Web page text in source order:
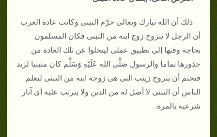
ذلك أن الله تبارك وتعالى حرَّم التبنى وكانت عادة العرب
أن الرجل لا يتزوج زوج ابنه من التبنى فكان المسلمون
بحاجة وقتها إلى تطبيق عملى ليتخلوا عن تلك العادة من
جذورها تماما والرسول صَلَّى الله عَلَيْهِ وَسَلَّم كان متبنيا لزيد
فتحتم أن يتزوج زينب التى هى زوجة ابنه من التبنى ليعلم
الناس أن التبنى لا أصل له من الدين ولا يترتب عليه أى آثار
شرعية بالمرة.